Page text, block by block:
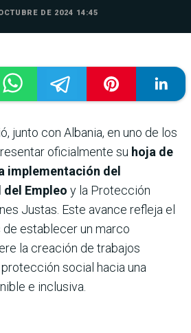
DE 2024 14:45
junto con Albania, en uno de los
oficialmente su hoja de
implementación del
Empleo y la Protección
Justas. Este avance refleja el
establecer un marco
la creación de trabajos
social hacia una
e inclusiva.